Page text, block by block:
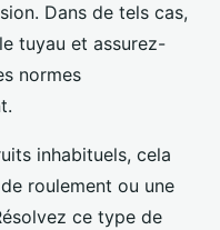
Dans de tels cas,
tuyau et assurez-
normes
inhabituels, cela
roulement ou une
ce type de